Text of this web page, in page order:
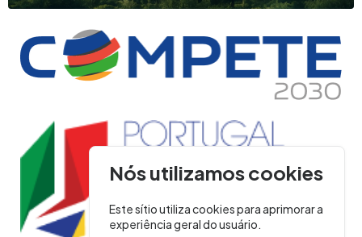
Nós utilizamos cookies
Este sítio utiliza cookies para aprimorar a
experiência geral do usuário.